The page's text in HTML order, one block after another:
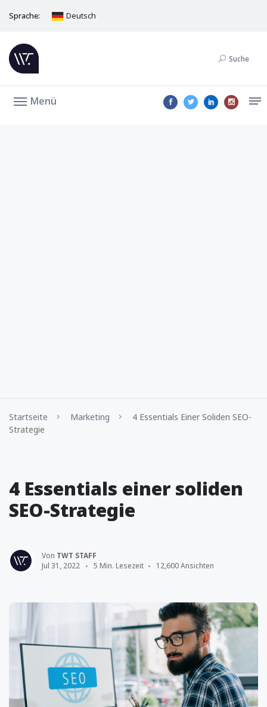
Sprache: Deutsch
Suche
Menü
Startseite Marketing
4 Essentials Einer Soliden SEO-
Strategie
4 Essentials einer soliden
SEO-Strategie
Von TWT STAFF
Jul 31, 2022
5 Min. Lesezeit 12,600 Ansichten